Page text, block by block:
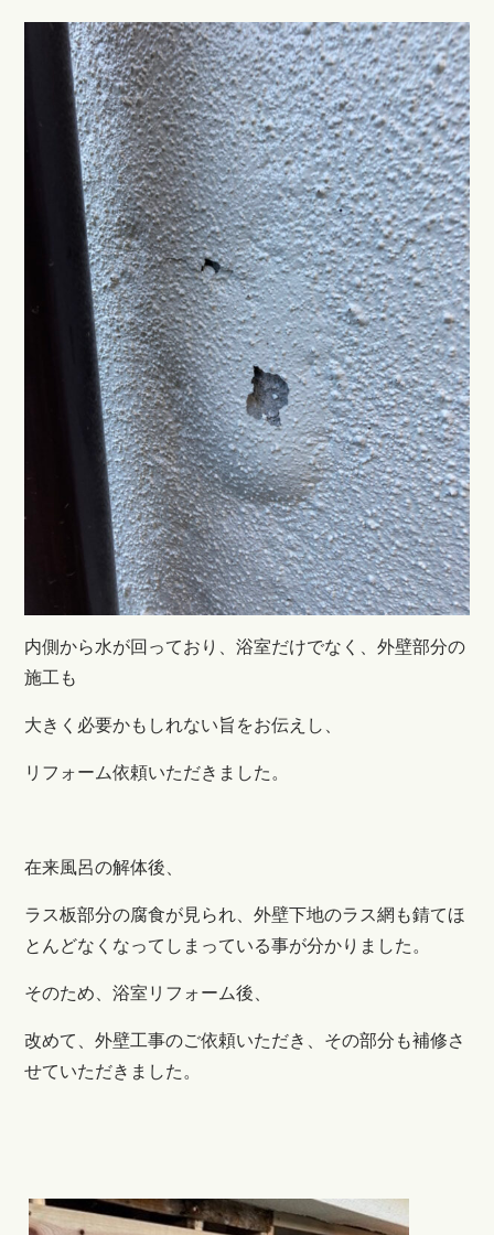
内側から水が回っており、浴室だけでなく、外壁部分の
施工も
大きく必要かもしれない旨をお伝えし、
リフォーム依頼いただきました。
在来風呂の解体後、
ラス板部分の腐食が見られ、外壁下地のラス網も錆てほ
とんどなくなってしまっている事が分かりました。
そのため、浴室リフォーム後、
改めて、外壁工事のご依頼いただき、その部分も補修さ
せていただきました。